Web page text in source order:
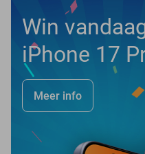
Win
iPhone 17
Meer info